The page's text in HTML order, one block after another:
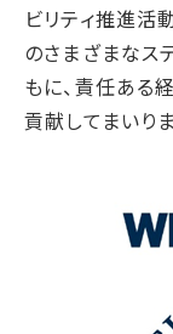
ガバナン
地球への配当
ESGデータ
統合報告書
ビリティ推進活
のさまざまなス
もに、責任ある
貢献してまいりま